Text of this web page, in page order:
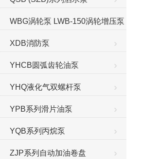
WBG涡轮泵 LWB-150涡轮增压泵
XDB消防泵
YHCB圆弧齿轮油泵
YHQ液化气双螺杆泵
YPB系列滑片油泵
YQB系列丙烷泵
ZJP系列自动加油卷盘